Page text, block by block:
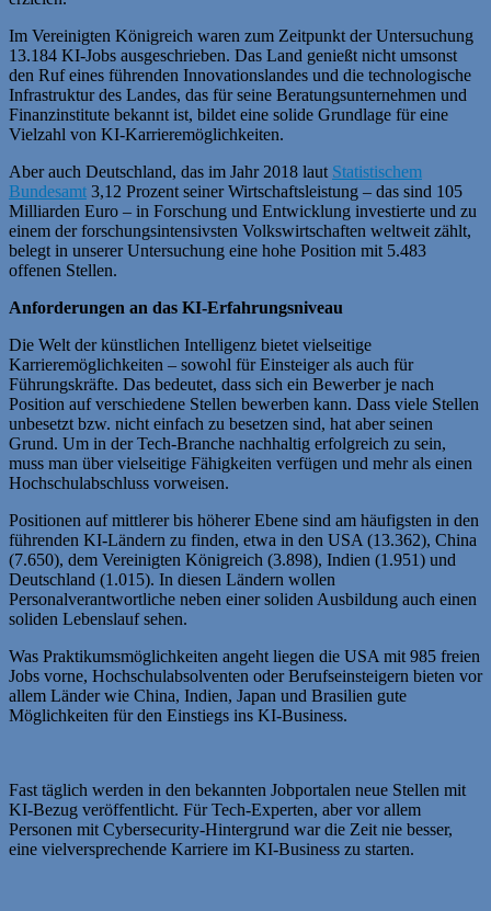
Im Vereinigten Königreich waren zum Zeitpunkt der Untersuchung
13.184 KI-Jobs ausgeschrieben. Das Land genießt nicht umsonst
den Ruf eines führenden Innovationslandes und die technologische
Infrastruktur des Landes, das für seine Beratungsunternehmen und
Finanzinstitute bekannt ist, bildet eine solide Grundlage für eine
Vielzahl von KI-Karrieremöglichkeiten.
Aber auch Deutschland, das im Jahr 2018 laut Statistischem
Bundesamt 3,12 Prozent seiner Wirtschaftsleistung – das sind 105
Milliarden Euro – in Forschung und Entwicklung investierte und zu
einem der forschungsintensivsten Volkswirtschaften weltweit zählt,
belegt in unserer Untersuchung eine hohe Position mit 5.483
offenen Stellen.
Anforderungen an das KI-Erfahrungsniveau
Die Welt der künstlichen Intelligenz bietet vielseitige
Karrieremöglichkeiten – sowohl für Einsteiger als auch für
Führungskräfte. Das bedeutet, dass sich ein Bewerber je nach
Position auf verschiedene Stellen bewerben kann. Dass viele Stellen
unbesetzt bzw. nicht einfach zu besetzen sind, hat aber seinen
Grund. Um in der Tech-Branche nachhaltig erfolgreich zu sein,
muss man über vielseitige Fähigkeiten verfügen und mehr als einen
Hochschulabschluss vorweisen.
Positionen auf mittlerer bis höherer Ebene sind am häufigsten in den
führenden KI-Ländern zu finden, etwa in den USA (13.362), China
(7.650), dem Vereinigten Königreich (3.898), Indien (1.951) und
Deutschland (1.015). In diesen Ländern wollen
Personalverantwortliche neben einer soliden Ausbildung auch einen
soliden Lebenslauf sehen.
Was Praktikumsmöglichkeiten angeht liegen die USA mit 985 freien
Jobs vorne, Hochschulabsolventen oder Berufseinsteigern bieten vor
allem Länder wie China, Indien, Japan und Brasilien gute
Möglichkeiten für den Einstiegs ins KI-Business.
Fast täglich werden in den bekannten Jobportalen neue Stellen mit
KI-Bezug veröffentlicht. Für Tech-Experten, aber vor allem
Personen mit Cybersecurity-Hintergrund war die Zeit nie besser,
eine vielversprechende Karriere im KI-Business zu starten.